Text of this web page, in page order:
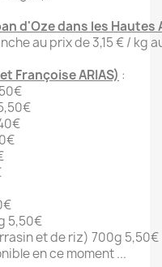
d'Oze dans les Hautes
au prix de 3,15 € / kg
Françoise ARIAS) :
5,50€
et de riz) 700g 5,50€
en ce moment ...